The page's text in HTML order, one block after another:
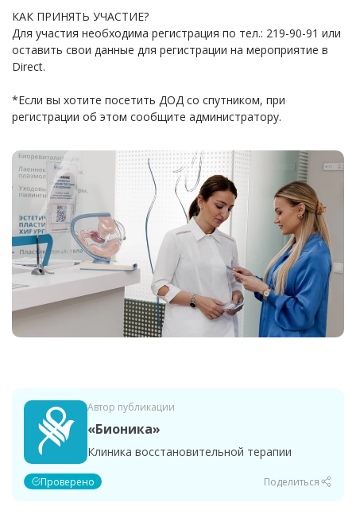
КАК ПРИНЯТЬ УЧАСТИЕ?
Для участия необходима регистрация по тел.: 219-90-91 или
оставить свои данные для регистрации на мероприятие в
Direct.
*Если вы хотите посетить ДОД со спутником, при
регистрации об этом сообщите администратору.
Автор публикации
«Бионика»
Клиника восстановительной терапии
Проверено Поделиться